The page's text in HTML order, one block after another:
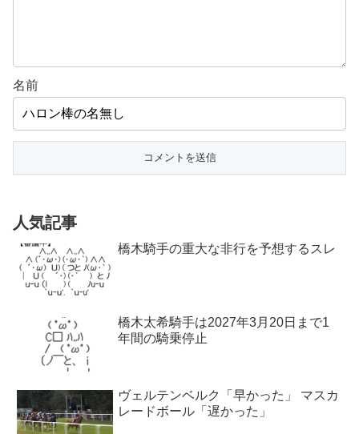
名前
人気記事
橋木騎手の重大な非行を予想するスレ
橋木太希騎手は2027年3月20日まで1
年間の騎乗停止
ヴェルテンベルク「早かった」 マスカ
レードボール「遅かった」